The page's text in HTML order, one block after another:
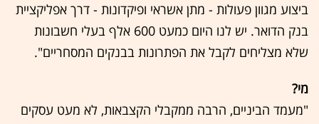
ביצוע מגוון פעולות - מתן אשראי ופיקדונות - דרך אפליקציית
בנק הדואר. יש לנו היום כמעט 600 אלף בעלי חשבונות
שלא מצליחים לקבל את הפתרונות בבנקים המסחריים".
מי?
"מעמד הביניים, הרבה ממקבלי הקצבאות, לא מעט עסקים